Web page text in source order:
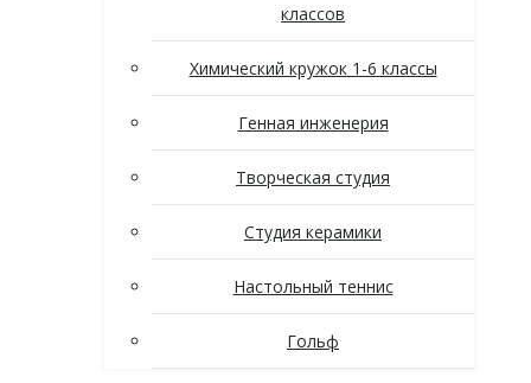
классов
Химический кружок 1-6 классы
Генная инженерия
Творческая студия
Студия керамики
Настольный теннис
Гольф